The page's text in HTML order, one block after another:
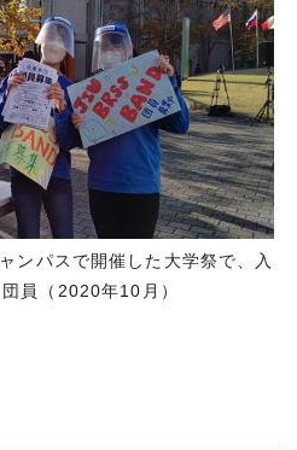
ンパスで開催した大学祭で、入
員（2020年10月）